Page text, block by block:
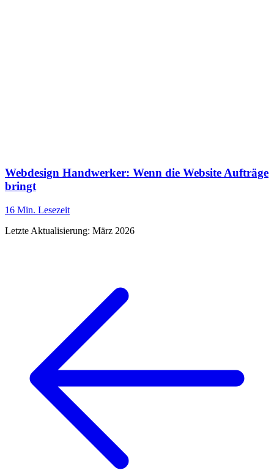
Webdesign Handwerker: Wenn die Website Aufträge
bringt
16 Min. Lesezeit
Letzte Aktualisierung: März 2026